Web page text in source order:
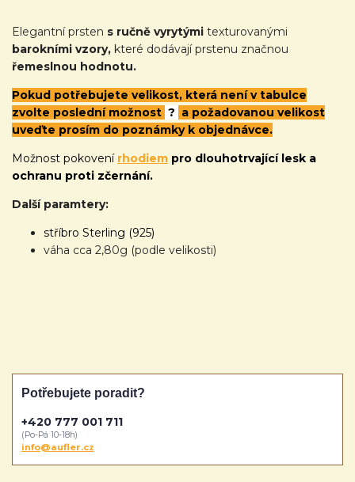
Elegantní prsten s ručně vyrytými texturovanými
barokními vzory, které dodávají prstenu značnou
řemeslnou hodnotu.
Pokud potřebujete velikost, která není v tabulce
zvolte poslední možnost ? a požadovanou velikost
uveďte prosím do poznámky k objednávce.
Možnost pokovení rhodiem pro dlouhotrvající lesk a
ochranu proti zčernání.
Další paramtery:
stříbro Sterling (925)
váha cca 2,80g (podle velikosti)
Potřebujete poradit?
+420 777 001 711
(Po-Pá 10-18h)
info@aufler.cz